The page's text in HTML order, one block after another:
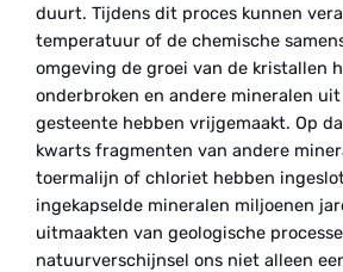
duurt. Tijdens dit proces kunnen
temperatuur of de chemische
omgeving de groei van de kristallen
onderbroken en andere mineralen
gesteente hebben vrijgemaakt. Op
kwarts fragmenten van andere
toermalijn of chloriet hebben
ingekapselde mineralen miljoenen
uitmaakten van geologische
natuurverschijnsel ons niet alleen